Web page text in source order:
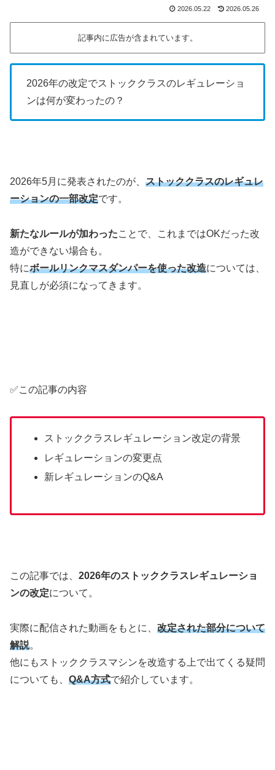
2026.05.22 2026.05.26
記事内に広告が含まれています。
2026年の改定でストッククラスのレギュレーショ
ンは何が変わったの？
2026年5月に発表されたのが、 ストッククラスのレギュレ
ーションの一部改定です。
新たなルールが加わったことで、これまではOKだった改
造ができない場合も。
特にボールリンクマスダンパーを使った改造については、
見直しが必須になってきます。
✅この記事の内容
ストッククラスレギュレーション改定の背景
レギュレーションの変更点
新レギュレーションのQ&A
この記事では、 2026年のストッククラスレギュレーショ
ンの改定について。
実際に配信された動画をもとに、 改定された部分について
解説。
他にもストッククラスマシンを改造する上で出てくる疑問
についても、 Q&A方式で紹介しています。